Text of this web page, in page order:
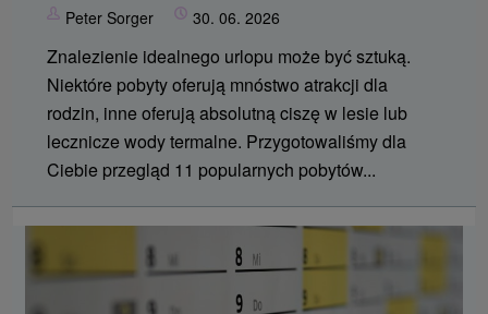
Peter Sorger 30. 06. 2026
Znalezienie idealnego urlopu może być sztuką.
Niektóre pobyty oferują mnóstwo atrakcji dla
rodzin, inne oferują absolutną ciszę w lesie lub
lecznicze wody termalne. Przygotowaliśmy dla
Ciebie przegląd 11 popularnych pobytów...